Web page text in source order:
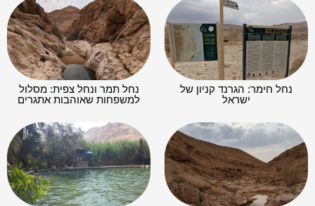
נחל חימר: הגרנד קניון של
ישראל
נחל תמר ונחל צפית: מסלול
למשפחות שאוהבות אתגרים